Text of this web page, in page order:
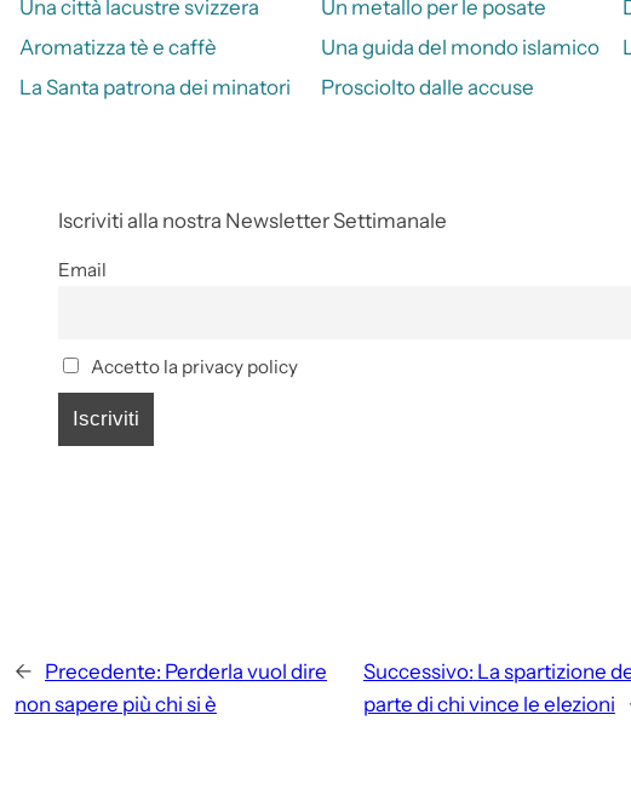
Una città lacustre svizzera Un metallo per le posate
Aromatizza tè e caffè
Una guida del mondo islamico
La Santa patrona dei minatori
Prosciolto dalle accuse
Iscriviti alla nostra Newsletter Settimanale
Email
Accetto la privacy policy
← Precedente: Perderla vuol dire
non sapere più chi si è
Successivo: La spartizione
parte di chi vince le elezioni